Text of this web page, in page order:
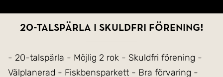
20-talspärla i skuldfri förening!
- 20-talspärla - Möjlig 2 rok - Skuldfri förening -
Välplanerad - Fiskbensparkett - Bra förvaring -